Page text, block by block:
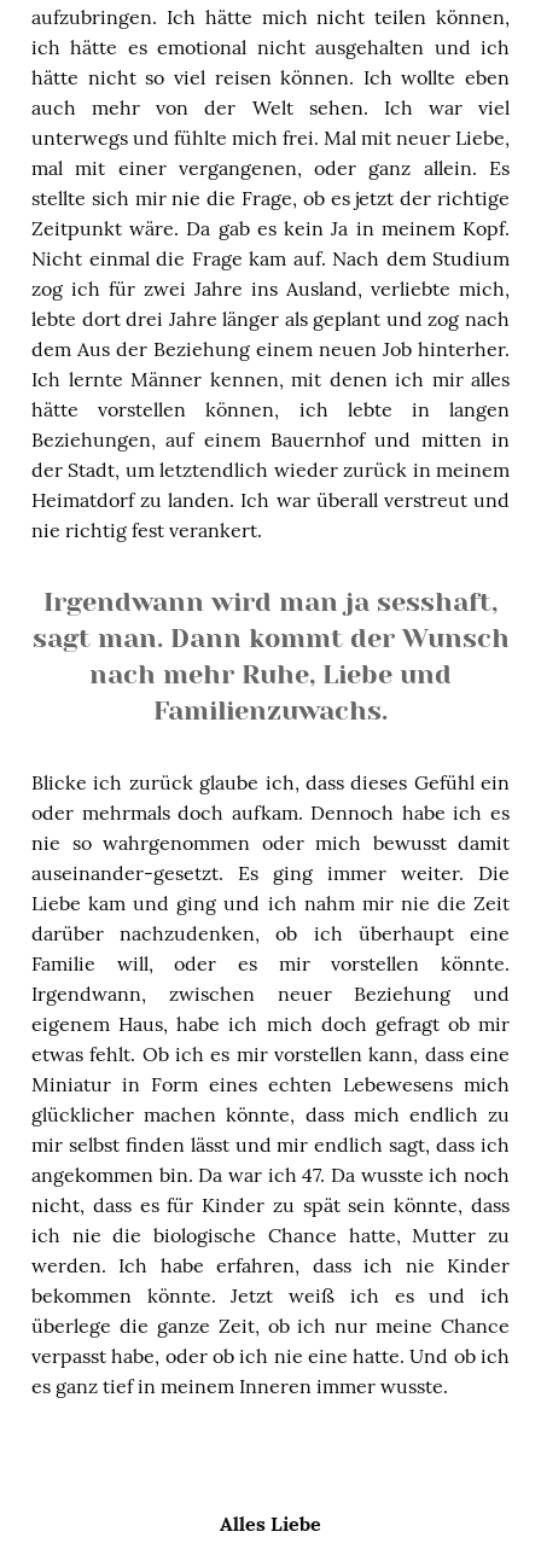
aufzubringen. Ich hätte mich nicht teilen können,
ich hätte es emotional nicht ausgehalten und ich
hätte nicht so viel reisen können. Ich wollte eben
auch mehr von der Welt sehen. Ich war viel
unterwegs und fühlte mich frei. Mal mit neuer Liebe,
mal mit einer vergangenen, oder ganz allein. Es
stellte sich mir nie die Frage, ob es jetzt der richtige
Zeitpunkt wäre. Da gab es kein Ja in meinem Kopf.
Nicht einmal die Frage kam auf. Nach dem Studium
zog ich für zwei Jahre ins Ausland, verliebte mich,
lebte dort drei Jahre länger als geplant und zog nach
dem Aus der Beziehung einem neuen Job hinterher.
Ich lernte Männer kennen, mit denen ich mir alles
hätte vorstellen können, ich lebte in langen
Beziehungen, auf einem Bauernhof und mitten in
der Stadt, um letztendlich wieder zurück in meinem
Heimatdorf zu landen. Ich war überall verstreut und
nie richtig fest verankert.
Irgendwann wird man ja sesshaft,
sagt man. Dann kommt der Wunsch
nach mehr Ruhe, Liebe und
Familienzuwachs.
Blicke ich zurück glaube ich, dass dieses Gefühl ein
oder mehrmals doch aufkam. Dennoch habe ich es
nie so wahrgenommen oder mich bewusst damit
auseinander-gesetzt. Es ging immer weiter. Die
Liebe kam und ging und ich nahm mir nie die Zeit
darüber nachzudenken, ob ich überhaupt eine
Familie will, oder es mir vorstellen könnte.
Irgendwann, zwischen neuer Beziehung und
eigenem Haus, habe ich mich doch gefragt ob mir
etwas fehlt. Ob ich es mir vorstellen kann, dass eine
Miniatur in Form eines echten Lebewesens mich
glücklicher machen könnte, dass mich endlich zu
mir selbst finden lässt und mir endlich sagt, dass ich
angekommen bin. Da war ich 47. Da wusste ich noch
nicht, dass es für Kinder zu spät sein könnte, dass
ich nie die biologische Chance hatte, Mutter zu
werden. Ich habe erfahren, dass ich nie Kinder
bekommen könnte. Jetzt weiß ich es und ich
überlege die ganze Zeit, ob ich nur meine Chance
verpasst habe, oder ob ich nie eine hatte. Und ob ich
es ganz tief in meinem Inneren immer wusste.
Alles Liebe